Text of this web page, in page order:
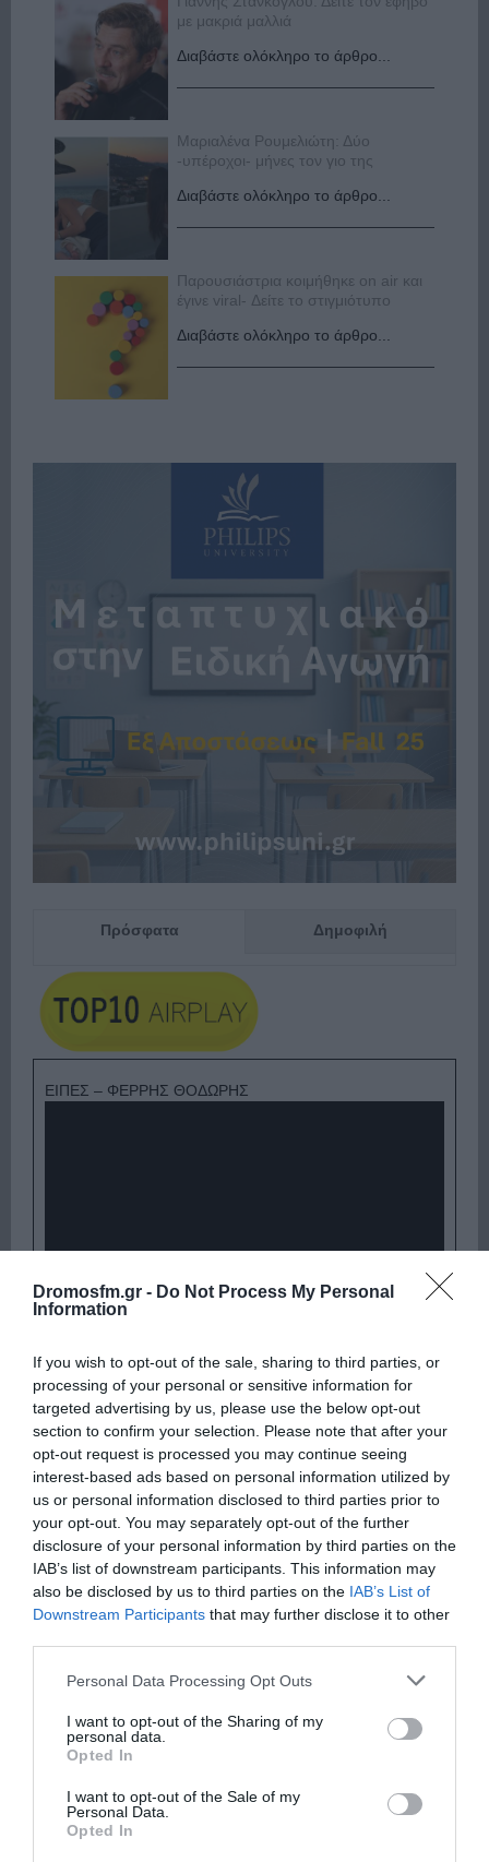
Dromosfm.gr - Do Not Process My Personal
Information
If you wish to opt-out of the sale, sharing to third parties, or
processing of your personal or sensitive information for
targeted advertising by us, please use the below opt-out
section to confirm your selection. Please note that after your
opt-out request is processed you may continue seeing
interest-based ads based on personal information utilized by
us or personal information disclosed to third parties prior to
your opt-out. You may separately opt-out of the further
disclosure of your personal information by third parties on the
IAB’s list of downstream participants. This information may
also be disclosed by us to third parties on the IAB’s List of
Downstream Participants that may further disclose it to other
Please note that this website/app uses one or more Google
not limited to your visit or usage behaviour. You may click to
grant or deny consent to Google and its third-party tags to
use your data for below specified purposes in below Google
consent section.
Personal Data Processing Opt Outs
I want to opt-out of the Sharing of my
personal data.
Opted In
I want to opt-out of the Sale of my
Personal Data.
Opted In
με μακριά μαλλιά
Διαβάστε ολόκληρο το άρθρο...
Μαριαλένα Ρουμελιώτη: Δύο
-υπέροχοι- μήνες τον γιο της
Διαβάστε ολόκληρο το άρθρο...
Παρουσιάστρια κοιμήθηκε on air και
έγινε viral- Δείτε το στιγμιότυπο
Διαβάστε ολόκληρο το άρθρο...
Πρόσφατα Δημοφιλή
ΕΙΠΕΣ – ΦΕΡΡΗΣ ΘΟΔΩΡΗΣ
ΛΟΓΑΡΙΑΣΜΟΣ - ΛΙΟΛΙΟΥ ΚΑΤΕΡΙΝΑ
ΔΕΥΤΕΡΑ – ΡΕΜΟΣ ΑΝΤΩΝΗΣ